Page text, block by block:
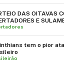
DAS OITAVAS
E
tem o pior